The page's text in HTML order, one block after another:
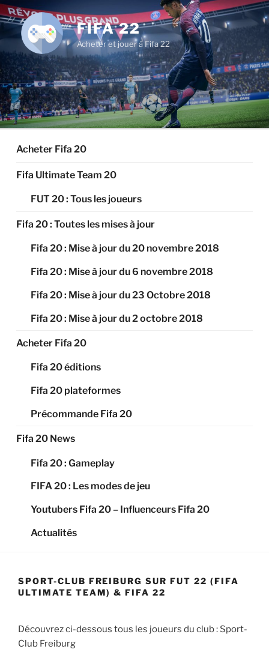
Aller
au
contenu
principal
FIFA 22
Acheter et jouer à Fifa 22
Acheter Fifa 20
Fifa Ultimate Team 20
FUT 20 : Tous les joueurs
Fifa 20 : Toutes les mises à jour
Fifa 20 : Mise à jour du 20 novembre 2018
Fifa 20 : Mise à jour du 6 novembre 2018
Fifa 20 : Mise à jour du 23 Octobre 2018
Fifa 20 : Mise à jour du 2 octobre 2018
Acheter Fifa 20
Fifa 20 éditions
Fifa 20 plateformes
Précommande Fifa 20
Fifa 20 News
Fifa 20 : Gameplay
FIFA 20 : Les modes de jeu
Youtubers Fifa 20 – Influenceurs Fifa 20
Actualités
SPORT-CLUB FREIBURG SUR FUT 22 (FIFA
ULTIMATE TEAM) & FIFA 22
Découvrez ci-dessous tous les joueurs du club : Sport-
Club Freiburg